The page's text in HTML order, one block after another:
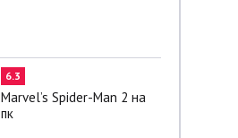
6.3
Marvel’s Spider-Man 2 на
пк